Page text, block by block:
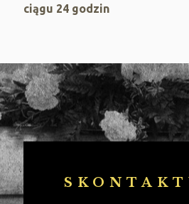
ciągu 24 godzin